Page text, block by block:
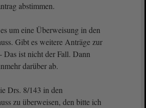
abstimmen.
um eine Überweisung in den
Gibt es weitere Anträge zur
Das ist nicht der Fall. Dann
darüber ab.
Drs. 8/143 in den
zu überweisen, den bitte ich